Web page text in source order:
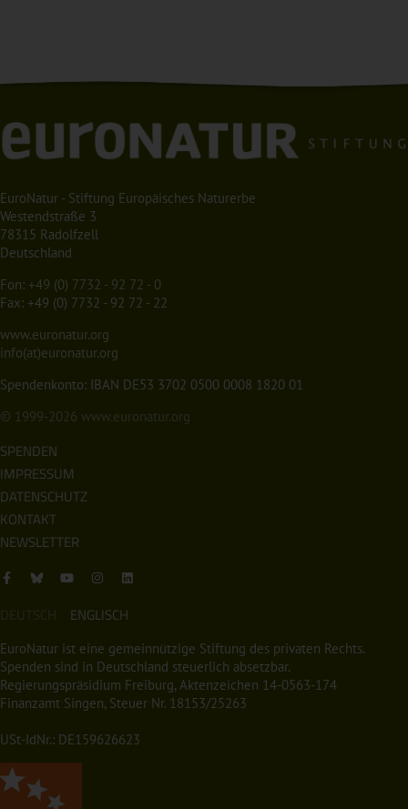
EuroNatur - Stiftung Europäisches Naturerbe
Westendstraße 3
78315 Radolfzell
Deutschland
Fon: +49 (0) 7732 - 92 72 - 0
Fax: +49 (0) 7732 - 92 72 - 22
www.euronatur.org
info(at)euronatur.org
Spendenkonto: IBAN DE53 3702 0500 0008 1820 01
© 1999-2026 www.euronatur.org
SPENDEN
IMPRESSUM
DATENSCHUTZ
KONTAKT
NEWSLETTER
DEUTSCH ENGLISCH
EuroNatur ist eine gemeinnützige Stiftung des privaten Rechts.
Spenden sind in Deutschland steuerlich absetzbar.
Regierungspräsidium Freiburg, Aktenzeichen 14-0563-174
Finanzamt Singen, Steuer Nr. 18153/25263
USt-IdNr.: DE159626623